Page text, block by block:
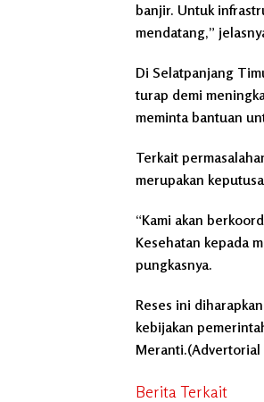
banjir. Untuk
mendatang,”
Di Selatpanjang
turap demi
meminta bantuan
Terkait
merupakan
“Kami akan
Kesehatan kepada
pungkasnya.
Reses ini
kebijakan
Meranti.(Advertorial
Berita Terkait